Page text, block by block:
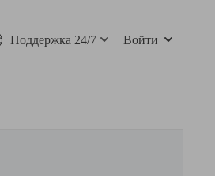
Поддержка 24/7 Войти